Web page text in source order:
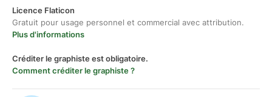
Licence Flaticon
Gratuit pour usage personnel et commercial avec attribution.
Plus d'informations
Créditer le graphiste est obligatoire.
Comment créditer le graphiste ?